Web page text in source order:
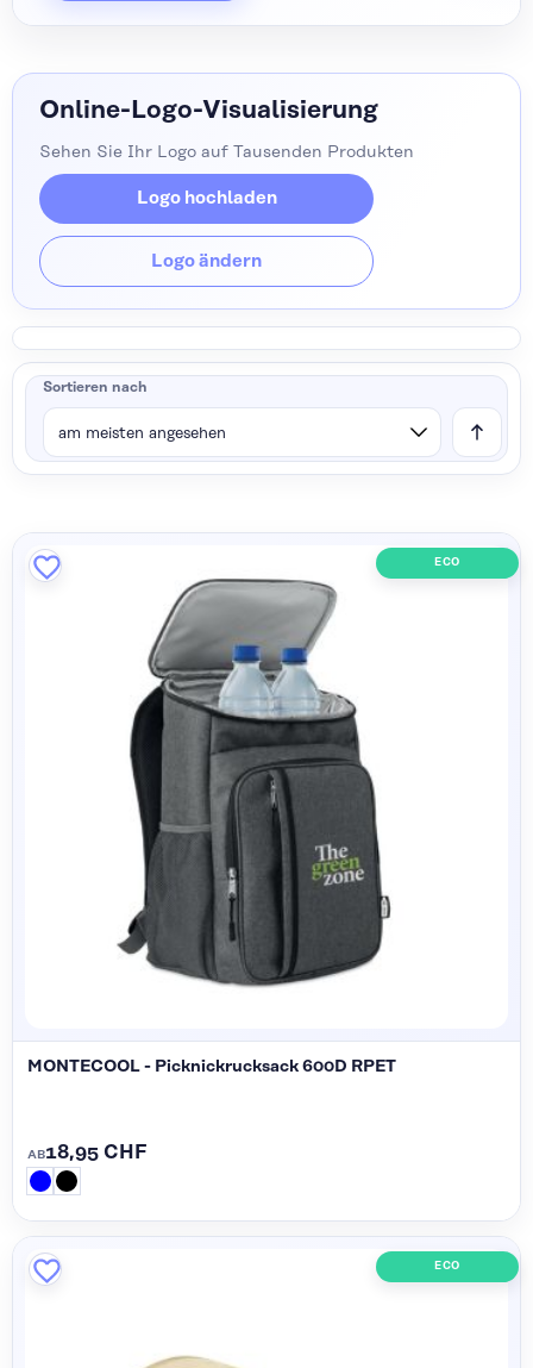
Online-Logo-Visualisierung
Sehen Sie Ihr Logo auf Tausenden Produkten
Logo hochladen
Logo ändern
Sortieren nach
ECO
MONTECOOL - Picknickrucksack 600D RPET
AB18,95 CHF
ECO